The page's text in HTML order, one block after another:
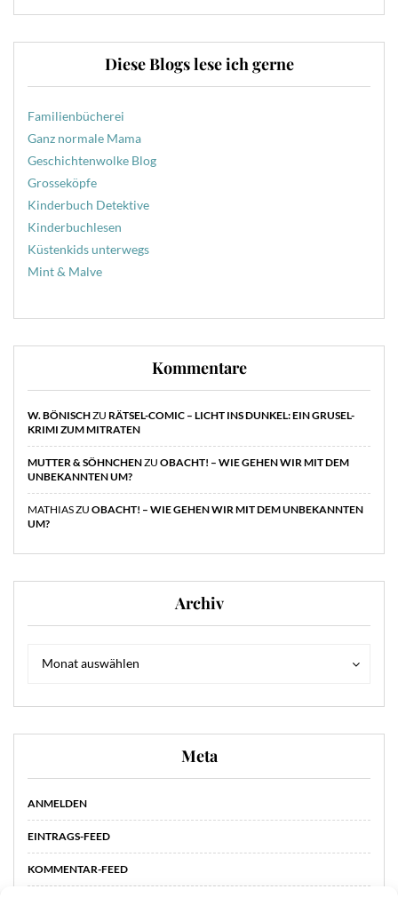
Diese Blogs lese ich gerne
Familienbücherei
Ganz normale Mama
Geschichtenwolke Blog
Grosseköpfe
Kinderbuch Detektive
Kinderbuchlesen
Küstenkids unterwegs
Mint & Malve
Kommentare
W. BÖNISCHZU RÄTSEL-COMIC – LICHT INS DUNKEL: EIN GRUSEL-
KRIMI ZUM MITRATEN
MUTTER & SÖHNCHENZU OBACHT! – WIE GEHEN WIR MIT DEM
UNBEKANNTEN UM?
MATHIASZU OBACHT! – WIE GEHEN WIR MIT DEM UNBEKANNTEN
UM?
Archiv
Monat auswählen
Meta
ANMELDEN
EINTRAGS-FEED
KOMMENTAR-FEED